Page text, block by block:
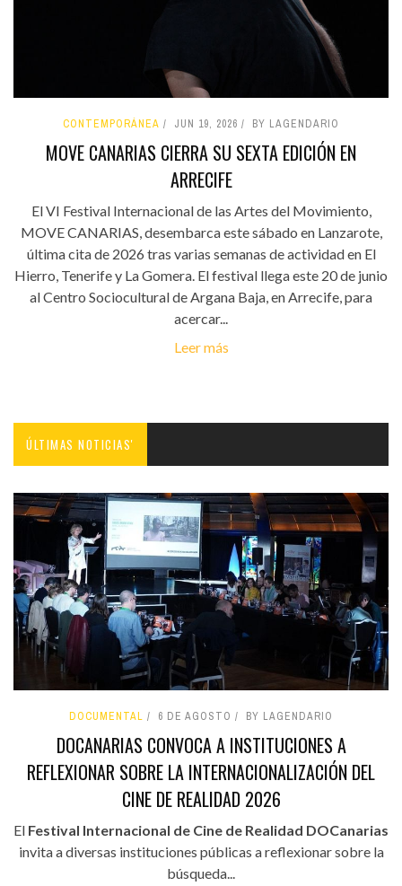
CONTEMPORÁNEA JUN 19, 2026 BY LAGENDARIO
MOVE CANARIAS CIERRA SU SEXTA EDICIÓN EN
ARRECIFE
El VI Festival Internacional de las Artes del Movimiento,
MOVE CANARIAS, desembarca este sábado en Lanzarote,
última cita de 2026 tras varias semanas de actividad en El
Hierro, Tenerife y La Gomera. El festival llega este 20 de junio
al Centro Sociocultural de Argana Baja, en Arrecife, para
acercar...
Leer más
ÚLTIMAS NOTICIAS'
DOCUMENTAL 6 DE AGOSTO BY LAGENDARIO
DOCANARIAS CONVOCA A INSTITUCIONES A
REFLEXIONAR SOBRE LA INTERNACIONALIZACIÓN DEL
CINE DE REALIDAD 2026
El Festival Internacional de Cine de Realidad DOCanarias
invita a diversas instituciones públicas a reflexionar sobre la
búsqueda...